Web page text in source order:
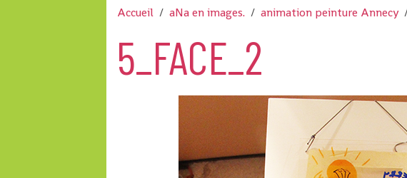
Accueil aNa en images. animation peinture Annecy
5_FACE_2